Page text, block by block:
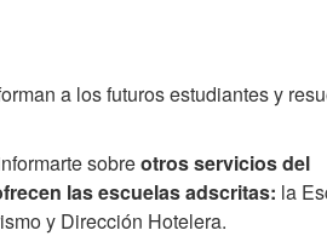
a los futuros estudiantes y
sobreotros servicios del
las escuelas adscritas: la
y Dirección Hotelera.